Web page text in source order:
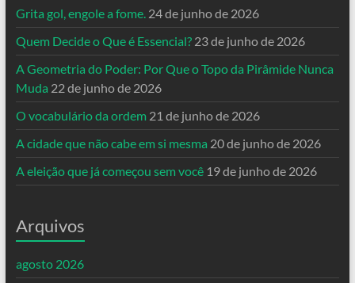
Grita gol, engole a fome. 24 de junho de 2026
Quem Decide o Que é Essencial? 23 de junho de 2026
A Geometria do Poder: Por Que o Topo da Pirâmide Nunca
Muda 22 de junho de 2026
O vocabulário da ordem 21 de junho de 2026
A cidade que não cabe em si mesma 20 de junho de 2026
A eleição que já começou sem você 19 de junho de 2026
Arquivos
agosto 2026